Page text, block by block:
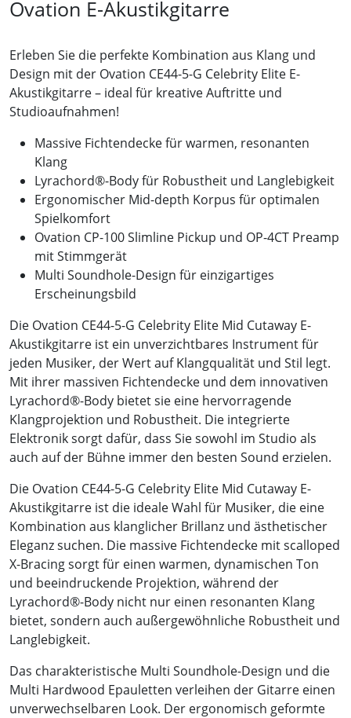
Ovation E-Akustikgitarre
Erleben Sie die perfekte Kombination aus Klang und
Design mit der Ovation CE44-5-G Celebrity Elite E-
Akustikgitarre – ideal für kreative Auftritte und
Studioaufnahmen!
Massive Fichtendecke für warmen, resonanten
Klang
Lyrachord®-Body für Robustheit und Langlebigkeit
Ergonomischer Mid-depth Korpus für optimalen
Spielkomfort
Ovation CP-100 Slimline Pickup und OP-4CT Preamp
mit Stimmgerät
Multi Soundhole-Design für einzigartiges
Erscheinungsbild
Die Ovation CE44-5-G Celebrity Elite Mid Cutaway E-
Akustikgitarre ist ein unverzichtbares Instrument für
jeden Musiker, der Wert auf Klangqualität und Stil legt.
Mit ihrer massiven Fichtendecke und dem innovativen
Lyrachord®-Body bietet sie eine hervorragende
Klangprojektion und Robustheit. Die integrierte
Elektronik sorgt dafür, dass Sie sowohl im Studio als
auch auf der Bühne immer den besten Sound erzielen.
Die Ovation CE44-5-G Celebrity Elite Mid Cutaway E-
Akustikgitarre ist die ideale Wahl für Musiker, die eine
Kombination aus klanglicher Brillanz und ästhetischer
Eleganz suchen. Die massive Fichtendecke mit scalloped
X-Bracing sorgt für einen warmen, dynamischen Ton
und beeindruckende Projektion, während der
Lyrachord®-Body nicht nur einen resonanten Klang
bietet, sondern auch außergewöhnliche Robustheit und
Langlebigkeit.
Das charakteristische Multi Soundhole-Design und die
Multi Hardwood Epauletten verleihen der Gitarre einen
unverwechselbaren Look. Der ergonomisch geformte